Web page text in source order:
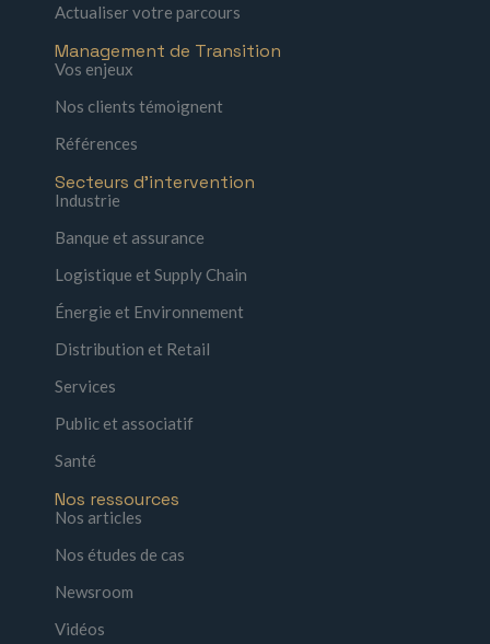
Actualiser votre parcours
Management de Transition
Vos enjeux
Nos clients témoignent
Références
Secteurs d'intervention
Industrie
Banque et assurance
Logistique et Supply Chain
Énergie et Environnement
Distribution et Retail
Services
Public et associatif
Santé
Nos ressources
Nos articles
Nos études de cas
Newsroom
Vidéos